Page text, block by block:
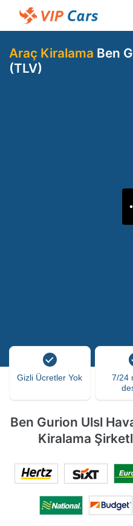
Araç Kiralama Ben
(TLV)
Gizli Ücretler Yok
7/24
Ben Gurion Ulsl
Kiralama